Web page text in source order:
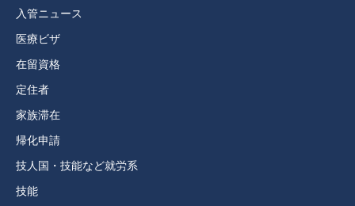
入管ニュース
医療ビザ
在留資格
定住者
家族滞在
帰化申請
技人国・技能など就労系
技能